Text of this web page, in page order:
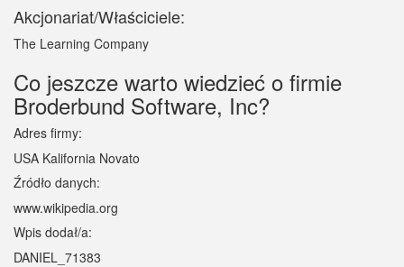
Akcjonariat/Właściciele:
The Learning Company
Co jeszcze warto wiedzieć o firmie
Broderbund Software, Inc?
Adres firmy:
USA Kalifornia Novato
Źródło danych:
www.wikipedia.org
Wpis dodał/a:
DANIEL_71383